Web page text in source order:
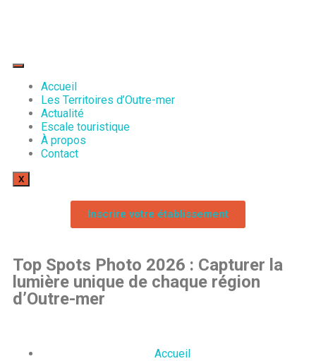
Accueil
Les Territoires d’Outre-mer
Actualité
Escale touristique
À propos
Contact
X
Inscrire votre établissement
Top Spots Photo 2026 : Capturer la
lumière unique de chaque région
d’Outre-mer
Accueil